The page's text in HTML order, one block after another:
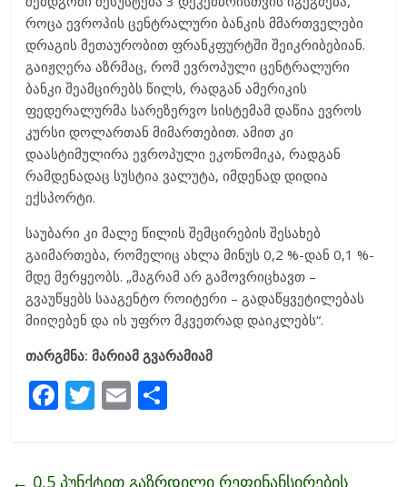
როცა ევროპის ცენტრალური ბანკის მმართველები
დრაგის მეთაურობით ფრანკფურტში შეიკრიბებიან.
გაიჟღერა აზრმაც, რომ ევროპული ცენტრალური
ბანკი შეამცირებს წილს, რადგან ამერიკის
ფედერალურმა სარეზერვო სისტემამ დაწია ევროს
კურსი დოლართან მიმართებით. ამით კი
დაასტიმულირა ევროპული ეკონომიკა, რადგან
რამდენადაც სუსტია ვალუტა, იმდენად დიდია
ექსპორტი.
საუბარი კი მალე წილის შემცირების შესახებ
გაიმართება, რომელიც ახლა მინუს 0,2 %-დან 0,1 %-
მდე მერყეობს. „მაგრამ არ გამოვრიცხავთ –
გვაუწყებს სააგენტო როიტერი – გადაწყვეტილებას
მიიღებენ და ის უფრო მკვეთრად დაიკლებს“.
თარგმნა: მარიამ გვარამიამ
F T E
← 0,5 პუნქტით გაზრდილი რეფინანსირების